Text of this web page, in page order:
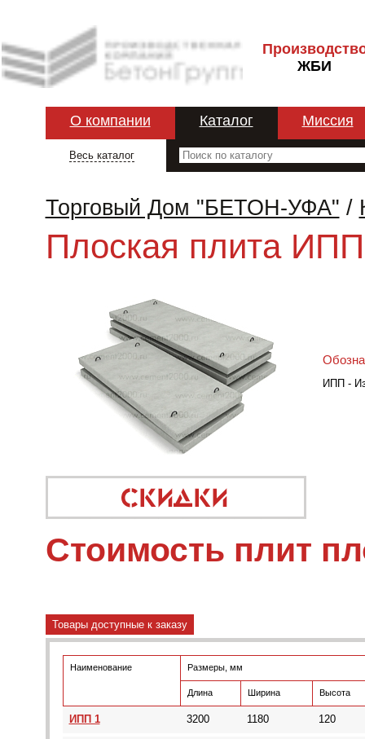
ЖБИ
О компании Каталог Миссия
Весь каталог
Торговый Дом "БЕТОН-УФА" /
Плоская плита ИПП
ИПП -
Стоимость плит
Товары доступные к заказу
Наименование Размеры, мм
Длина Ширина Высота
ИПП 1 3200 1180 120